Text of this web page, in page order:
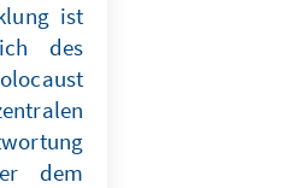
ist
des
dem